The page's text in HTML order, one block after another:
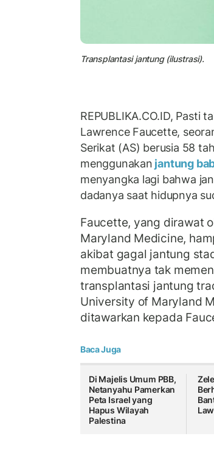
Transplantasi jantung (ilustrasi).
REPUBLIKA.CO.ID, Pasti
Lawrence Faucette,
Serikat (AS) berusia 58
menggunakan jantung
menyangka lagi bahwa
dadanya saat hidupnya
Faucette, yang dirawat
Maryland Medicine,
akibat gagal jantung
membuatnya tak
transplantasi jantung
University of Maryland
ditawarkan kepada
Baca Juga
Di Majelis Umum PBB,
Netanyahu Pamerkan
Peta Israel yang
Hapus Wilayah
Palestina